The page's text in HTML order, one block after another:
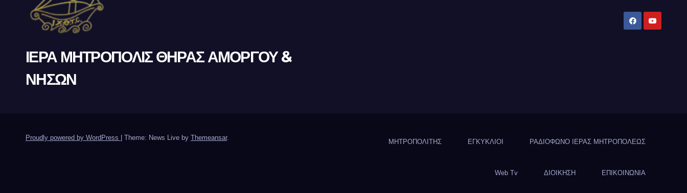
ΙΕΡΑ ΜΗΤΡΟΠΟΛΙΣ ΘΗΡΑΣ ΑΜΟΡΓΟΥ &
ΝΗΣΩΝ
Proudly powered by WordPress Theme: News Live by Themeansar.
ΜΗΤΡΟΠΟΛΙΤΗΣ ΕΓΚΥΚΛΙΟΙ ΡΑΔΙΟΦΩΝΟ ΙΕΡΑΣ ΜΗΤΡΟΠΟΛΕΩΣ
Web Tv ΔΙΟΙΚΗΣΗ ΕΠΙΚΟΙΝΩΝΙΑ